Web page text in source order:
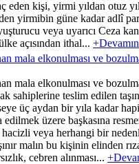
eden kişi, yirmi yıldan otuz
yirmibin güne kadar adlî
veya uyarıcı Ceza
açısından ithal...
mala elkonulması ve
mala elkonulması ve
sahiplerine teslim edilen
üç aydan bir yıla kadar
üzere başkasına
veya herhangi bir
malın bu kişinin elinden
cebren alınması...